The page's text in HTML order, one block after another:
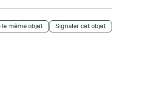
le même objet Signaler cet objet